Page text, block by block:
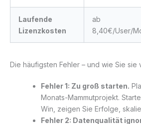
Laufende
Lizenzkosten
ab
8,40€/User/
Die häufigsten Fehler – und wie Sie sie
Fehler 1: Zu groß starten.
Monats-Mammutprojekt.
Win, zeigen Sie Erfolge,
Fehler 2: Datenqualität